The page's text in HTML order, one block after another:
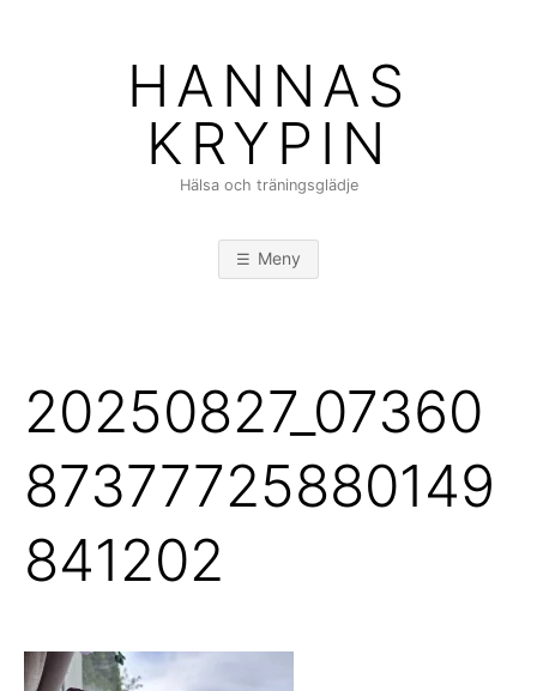
HANNAS
KRYPIN
Hälsa och träningsglädje
Meny
20250827_07360
87377725880149
841202